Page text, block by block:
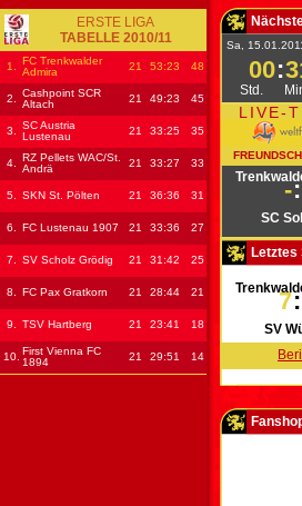
ERSTE LIGA
TABELLE 2010/11
1.
FC Trenkwalder
Admira
21 53:23 48
2.
Cashpoint SCR
Altach
21 49:23 45
3.
SC Austria
Lustenau
21 33:25 35
4.
RZ Pellets WAC/St.
Andrä
21 33:27 33
5. SKN St. Pölten 21 36:36 31
6. FC Lustenau 1907 21 33:36 27
7. SV Scholz Grödig 21 31:42 25
8. FC Pax Gratkorn 21 28:44 21
9. TSV Hartberg 21 23:41 18
10. First Vienna FC
1894
21 29:51 14
Sa,
00:
Std.
LIVE-
-:
SC
Letztes
7:
SV